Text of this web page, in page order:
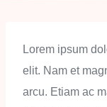
Lorem ipsum
elit. Nam et
arcu. Etiam ac